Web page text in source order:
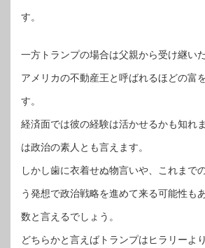
す。
一方トランプの場合は父親から受け継い
アメリカの不動産王と呼ばれるほどの富
す。
経済面では彼の経験は活かせるかも知れ
は政治の素人とも言えます。
しかし歯に衣着せぬ物言いや、これまで
う発想で政治戦略を進めて来る可能性も
数と言えるでしょう。
どちらかと言えばトランプはヒラリーよ